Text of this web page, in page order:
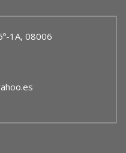
de
1A, 08006